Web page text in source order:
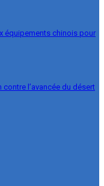
équipements chinois pour
l’avancée du désert